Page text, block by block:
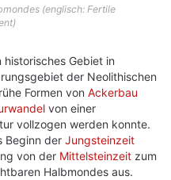
(englisch: Fertile
historisches Gebiet in
der Neolithischen
Formen von Ackerbau
von einer
vollzogen werden konnte.
Beginn der Jungsteinzeit
von der Mittelsteinzeit zum
Halbmondes aus.